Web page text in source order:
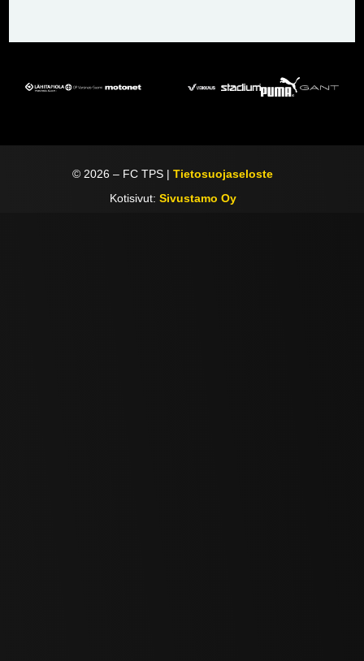
© 2026 – FC TPS |Tietosuojaseloste
Kotisivut: Sivustamo Oy